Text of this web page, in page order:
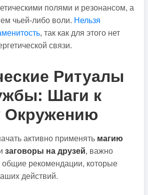
полями и резонансом, а
чьей-либо воли. Нельзя
, так как для этого нет
связи.
Ритуалы
Шаги к
Окружению
активно применять магию
заговоры на друзей, важно
общие рекомендации, которые
действий.